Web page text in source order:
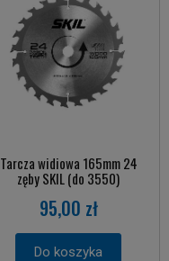
Tarcza widiowa 165mm 24
zęby SKIL (do 3550)
95,00 zł
Do koszyka